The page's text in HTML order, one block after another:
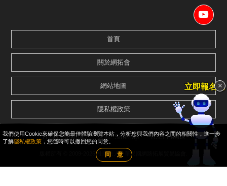
首頁
關於網拓會
網站地圖
隱私權政策
HTML Sitemap XML Sitemap RSS Feeds
版權所有 © 2009-2025 社團法人中華民國網路拓展貿易協會.
×
立即報名說
我們使用Cookie來確保您能最佳體驗瀏覽本站，分析您與我們內容之間的相關性，進一步
了解隱私權政策 ，您隨時可以撤回您的同意。
同 意